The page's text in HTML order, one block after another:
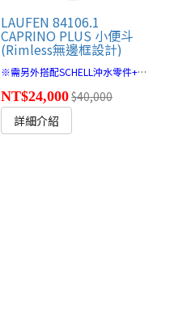
LAUFEN 84106.1
CAPRINO PLUS 小便斗
(Rimless無邊框設計)
※需另外搭配SCHELL沖水零件+面板 🔗
NT$24,000$40,000
詳細介紹